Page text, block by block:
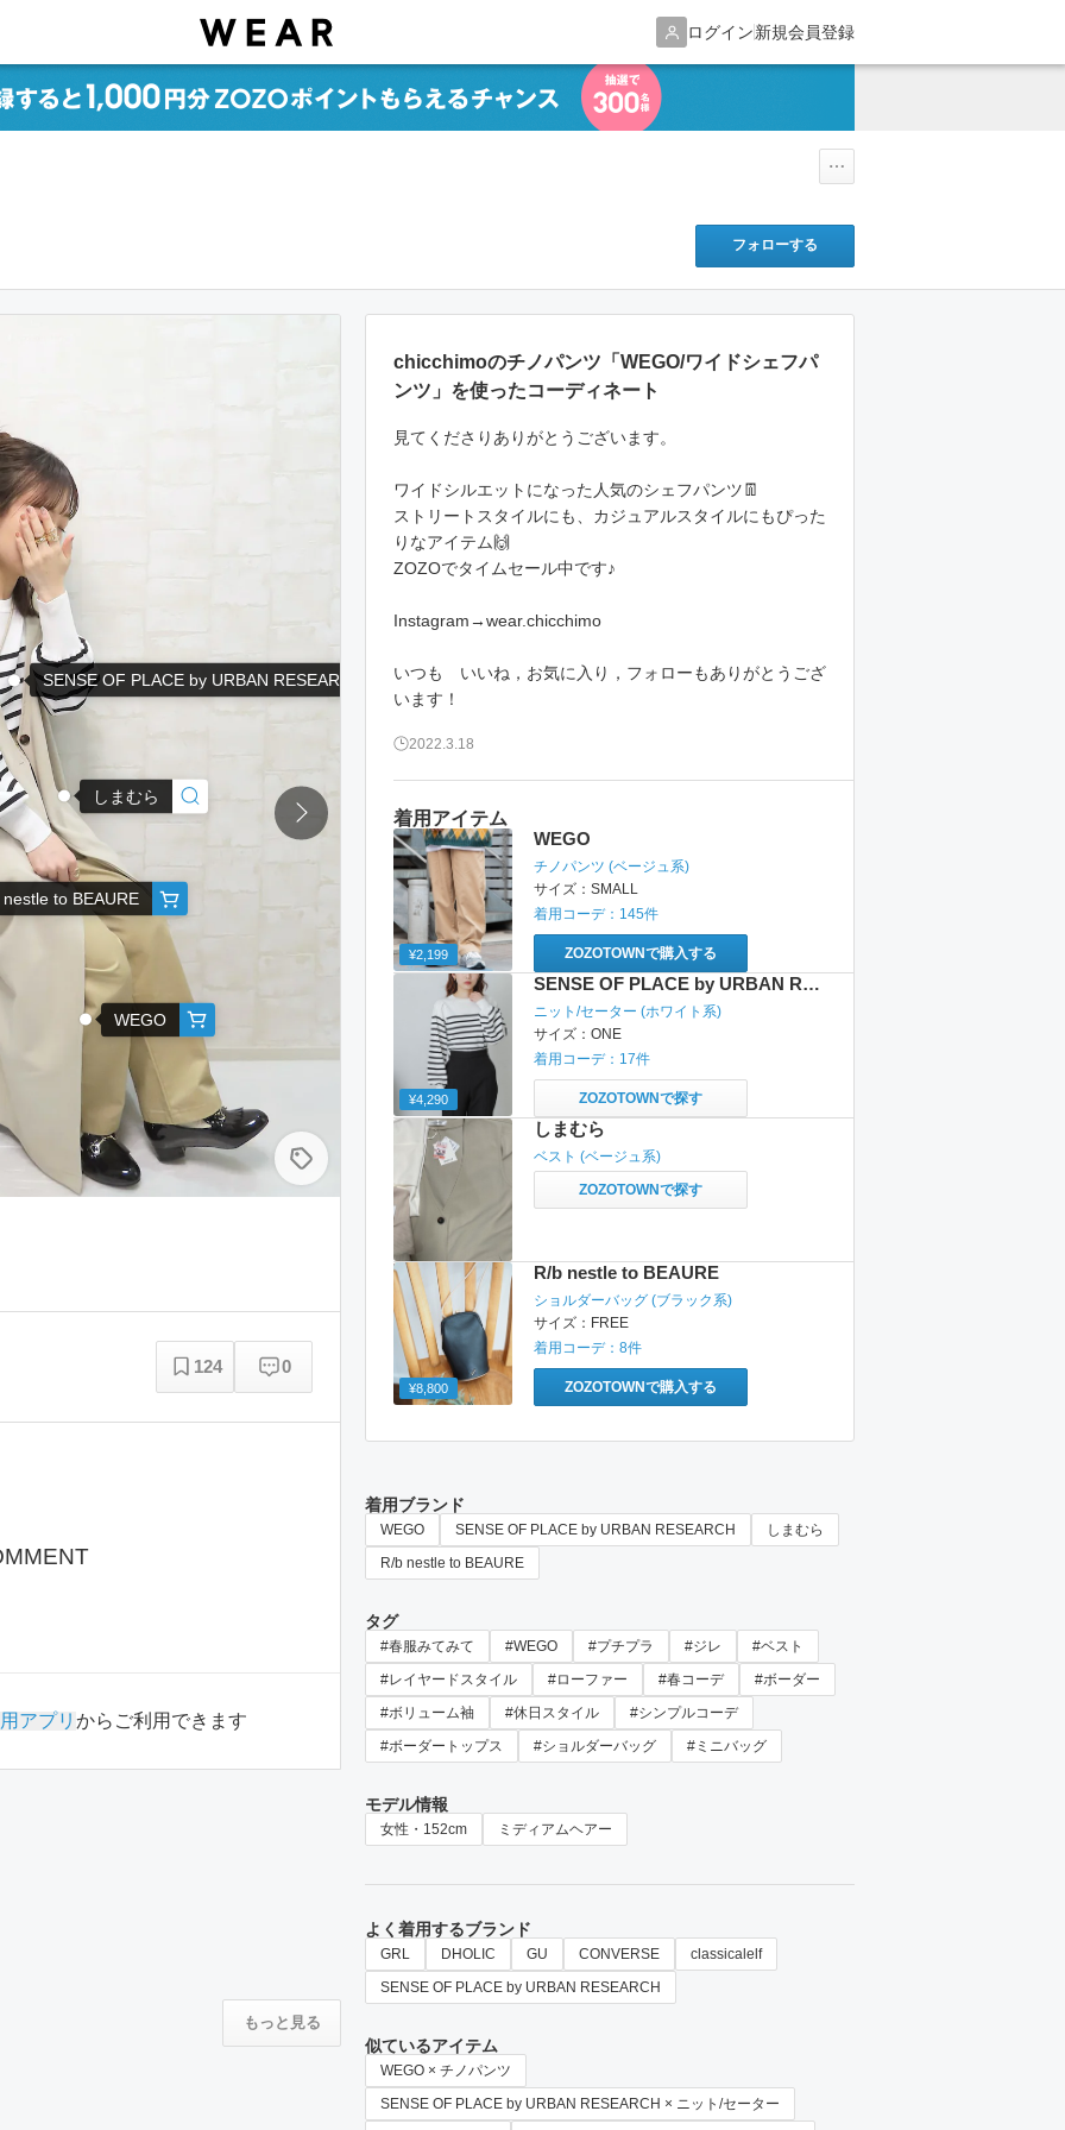
ログイン新規会員登録
フォローする
WEGO
SENSE OF PLACE by URBAN RESEARCH
しまむら
to BEAURE
124 0
アプリ からご利用できます
着用アイテム
¥2,199
WEGO
チノパンツ (ベージュ系)
サイズ： SMALL
着用コーデ： 145件
ZOZOTOWNで購入する
¥4,290
SENSE OF PLACE by URBAN RESEARCH
ニット/セーター (ホワイト系)
サイズ： ONE
着用コーデ： 17件
ZOZOTOWNで探す
しまむら
ベスト (ベージュ系)
ZOZOTOWNで探す
¥8,800
R/b nestle to BEAURE
ショルダーバッグ (ブラック系)
サイズ： FREE
着用コーデ： 8件
ZOZOTOWNで購入する
chicchimoのチノパンツ「WEGO/ワイドシェフパ
ンツ」を使ったコーディネート
見てくださりありがとうございます。
ワイドシルエットになった人気のシェフパンツ👖
ストリートスタイルにも、カジュアルスタイルにもぴった
りなアイテム🙌
ZOZOでタイムセール中です♪
Instagram→wear.chicchimo
いつも いいね，お気に入り，フォローもありがとうござ
います！
2022.3.18
着用ブランド
WEGO SENSE OF PLACE by URBAN RESEARCH
しまむら
R/b nestle to BEAURE
タグ
#春服みてみて #WEGO #プチプラ #ジレ
#ベスト
#レイヤードスタイル
#ローファー #春コーデ
#ボーダー
#ボリューム袖
#休日スタイル
#シンプルコーデ
#ボーダートップス
#ショルダーバッグ #ミニバッグ
モデル情報
女性・152cm ミディアムヘアー
よく着用するブランド
GRL DHOLIC GU CONVERSE
classicalelf
SENSE OF PLACE by URBAN RESEARCH
似ているアイテム
WEGO × チノパンツ
SENSE OF PLACE by URBAN RESEARCH × ニット/セーター
もっと見る